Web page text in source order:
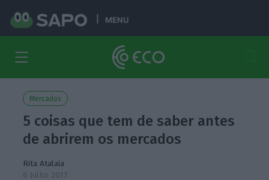
MENU
Mercados
5 coisas que tem de saber antes
de abrirem os mercados
Rita Atalaia
6 Julho 2017